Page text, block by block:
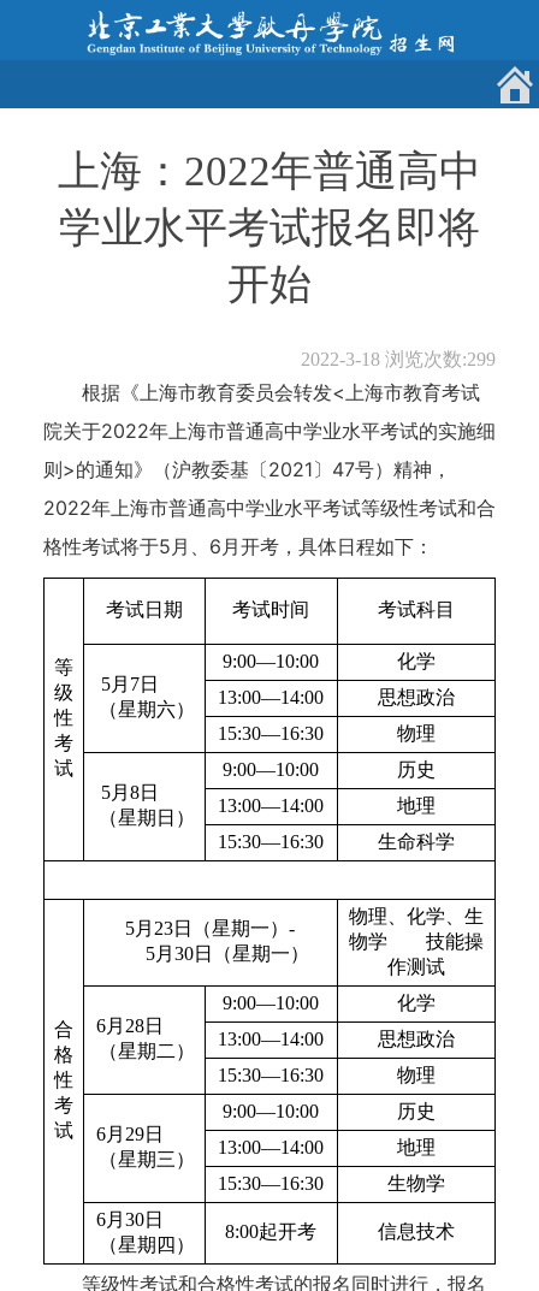
上海：2022年普通高中
学业水平考试报名即将
开始
2022-3-18浏览次数:299
根据《上海市教育委员会转发<上海市教育考试
院关于2022年上海市普通高中学业水平考试的实施细
则>的通知》（沪教委基〔2021〕47号）精神，
2022年上海市普通高中学业水平考试等级性考试和合
格性考试将于5月、6月开考，具体日程如下：
等
级
性
考
试
考试日期 考试时间 考试科目
5月7日
（星期六）
9:00—10:00
化学
13:00—14:00
思想政治
15:30—16:30
物理
5月8日
（星期日）
9:00—10:00
历史
13:00—14:00
地理
15:30—16:30
生命科学
合
格
性
考
试
5月23日（星期一）-
5月30日（星期一）
物理、化学、生
物学 技能操
作测试
6月28日
（星期二）
9:00—10:00
化学
13:00—14:00
思想政治
15:30—16:30
物理
6月29日
（星期三）
9:00—10:00
历史
13:00—14:00
地理
15:30—16:30
生物学
6月30日
（星期四）
8:00起开考 信息技术
等级性考试和合格性考试的报名同时进行，报名